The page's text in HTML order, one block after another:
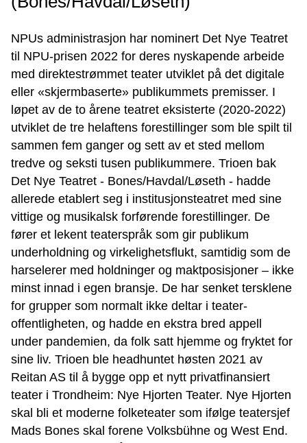
NPUs administrasjon har nominert Det Nye Teatret
til NPU-prisen 2022 for deres nyskapende arbeide
med direktestrømmet teater utviklet på det digitale
eller «skjermbaserte» publikummets premisser. I
løpet av de to årene teatret eksisterte (2020-2022)
utviklet de tre helaftens forestillinger som ble spilt til
sammen fem ganger og sett av et sted mellom
tredve og seksti tusen publikummere. Trioen bak
Det Nye Teatret - Bones/Havdal/Løseth - hadde
allerede etablert seg i institusjonsteatret med sine
vittige og musikalsk forførende forestillinger. De
fører et lekent teaterspråk som gir publikum
underholdning og virkelighetsflukt, samtidig som de
harselerer med holdninger og maktposisjoner – ikke
minst innad i egen bransje. De har senket tersklene
for grupper som normalt ikke deltar i teater-
offentligheten, og hadde en ekstra bred appell
under pandemien, da folk satt hjemme og fryktet for
sine liv. Trioen ble headhuntet høsten 2021 av
Reitan AS til å bygge opp et nytt privatfinansiert
teater i Trondheim: Nye Hjorten Teater. Nye Hjorten
skal bli et moderne folketeater som ifølge teatersjef
Mads Bones skal forene Volksbühne og West End.